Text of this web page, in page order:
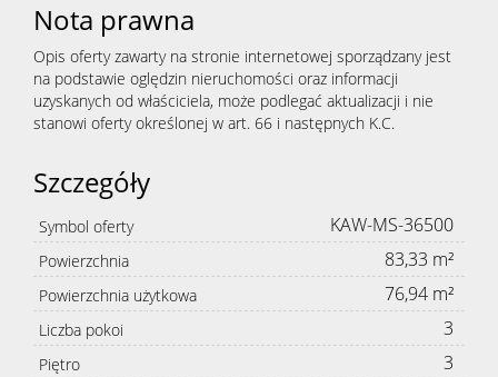
Nota prawna
Opis oferty zawarty na stronie internetowej sporządzany jest
na podstawie oględzin nieruchomości oraz informacji
uzyskanych od właściciela, może podlegać aktualizacji i nie
stanowi oferty określonej w art. 66 i następnych K.C.
Szczegóły
Symbol oferty KAW-MS-36500
Powierzchnia 83,33 m²
Powierzchnia użytkowa 76,94 m²
Liczba pokoi 3
Piętro 3